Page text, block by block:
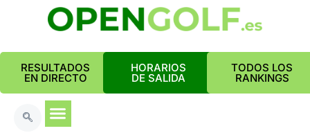
RESULTADOS
EN DIRECTO
HORARIOS
DE SALIDA
TODOS LOS
RANKINGS